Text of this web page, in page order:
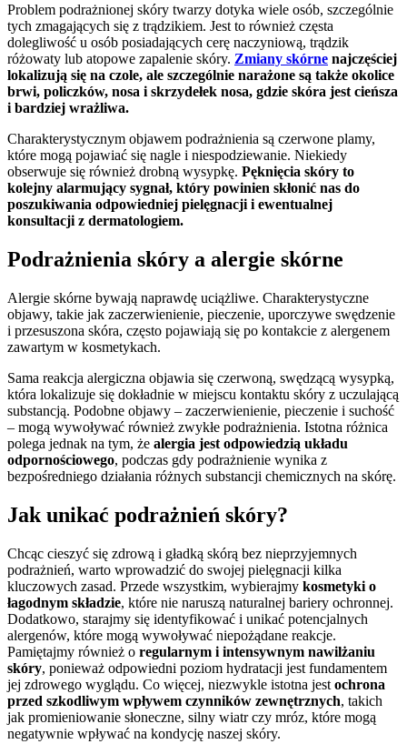
Problem podrażnionej skóry twarzy dotyka wiele osób, szczególnie
tych zmagających się z trądzikiem. Jest to również częsta
dolegliwość u osób posiadających cerę naczyniową, trądzik
różowaty lub atopowe zapalenie skóry. Zmiany skórne najczęściej
lokalizują się na czole, ale szczególnie narażone są także okolice
brwi, policzków, nosa i skrzydełek nosa, gdzie skóra jest cieńsza
i bardziej wrażliwa.
Charakterystycznym objawem podrażnienia są czerwone plamy,
które mogą pojawiać się nagle i niespodziewanie. Niekiedy
obserwuje się również drobną wysypkę. Pęknięcia skóry to
kolejny alarmujący sygnał, który powinien skłonić nas do
poszukiwania odpowiedniej pielęgnacji i ewentualnej
konsultacji z dermatologiem.
Podrażnienia skóry a alergie skórne
Alergie skórne bywają naprawdę uciążliwe. Charakterystyczne
objawy, takie jak zaczerwienienie, pieczenie, uporczywe swędzenie
i przesuszona skóra, często pojawiają się po kontakcie z alergenem
zawartym w kosmetykach.
Sama reakcja alergiczna objawia się czerwoną, swędzącą wysypką,
która lokalizuje się dokładnie w miejscu kontaktu skóry z uczulającą
substancją. Podobne objawy – zaczerwienienie, pieczenie i suchość
– mogą wywoływać również zwykłe podrażnienia. Istotna różnica
polega jednak na tym, że alergia jest odpowiedzią układu
odpornościowego, podczas gdy podrażnienie wynika z
bezpośredniego działania różnych substancji chemicznych na skórę.
Jak unikać podrażnień skóry?
Chcąc cieszyć się zdrową i gładką skórą bez nieprzyjemnych
podrażnień, warto wprowadzić do swojej pielęgnacji kilka
kluczowych zasad. Przede wszystkim, wybierajmy kosmetyki o
łagodnym składzie, które nie naruszą naturalnej bariery ochronnej.
Dodatkowo, starajmy się identyfikować i unikać potencjalnych
alergenów, które mogą wywoływać niepożądane reakcje.
Pamiętajmy również o regularnym i intensywnym nawilżaniu
skóry, ponieważ odpowiedni poziom hydratacji jest fundamentem
jej zdrowego wyglądu. Co więcej, niezwykle istotna jest ochrona
przed szkodliwym wpływem czynników zewnętrznych, takich
jak promieniowanie słoneczne, silny wiatr czy mróz, które mogą
negatywnie wpływać na kondycję naszej skóry.